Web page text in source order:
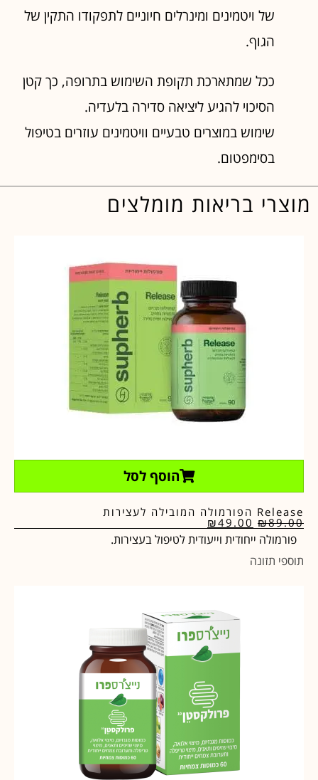
של ויטמינים ומינרלים חיוניים לתפקודו התקין של
הגוף.
ככל שמתארכת תקופת השימוש בתרופה, כך קטן
הסיכוי להגיע ליציאה סדירה בלעדיה.
שימוש במוצרים טבעיים וויטמינים עוזרים בטיפול
בסימפטום.
מוצרי בריאות מומלצים
הוסף לסל
Release הפורמולה המובילה לעצירות
₪89.00
₪49.00
פורמולה ייחודית וייעודית לטיפול בעצירות.
תוספי תזונה